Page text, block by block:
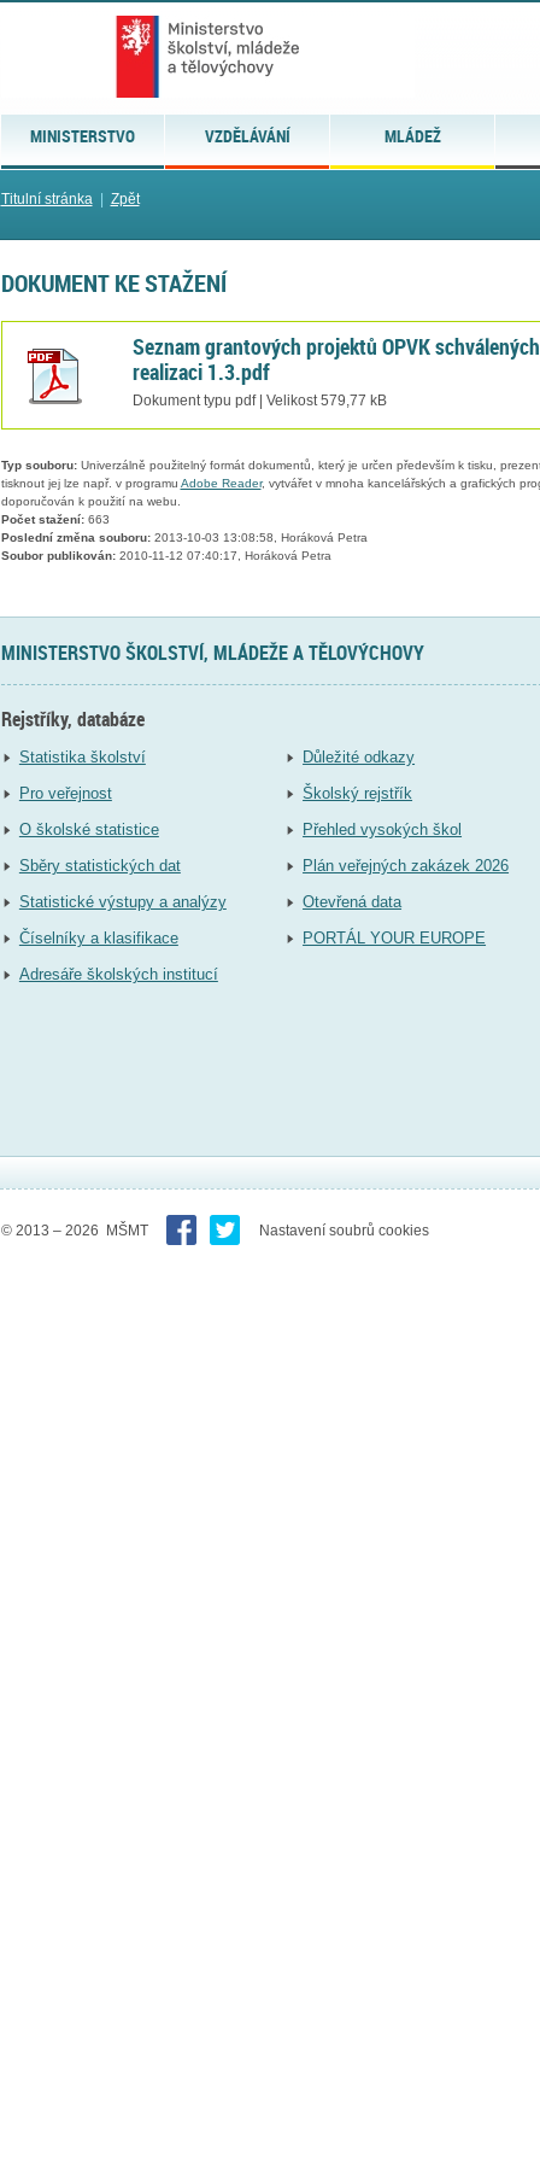
MINISTERSTVO VZDĚLÁVÁNÍ MLÁDEŽ
Titulní stránka| Zpět
DOKUMENT KE STAŽENÍ
Seznam grantových projektů OPVK
realizaci 1.3.pdf
Dokument typu pdf | Velikost 579,77 kB
Typ souboru:Univerzálně použitelný formát dokumentů, který je určen především k tisku,
tisknout jej lze např. v programu Adobe Reader, vytvářet v mnoha kancelářských a grafických
doporučován k použití na webu.
Počet stažení:663
Poslední změna souboru:2013-10-03 13:08:58, Horáková Petra
Soubor publikován:2010-11-12 07:40:17, Horáková Petra
MINISTERSTVO ŠKOLSTVÍ, MLÁDEŽE A TĚLOVÝCHOVY
Rejstříky, databáze
Statistika školství
Pro veřejnost
O školské statistice
Sběry statistických dat
Statistické výstupy a analýzy
Číselníky a klasifikace
Adresáře školských institucí
Důležité odkazy
Školský rejstřík
Přehled vysokých škol
Plán veřejných zakázek 2026
Otevřená data
PORTÁL YOUR EUROPE
© 2013 – 2026 MŠMT Nastavení soubrů cookies